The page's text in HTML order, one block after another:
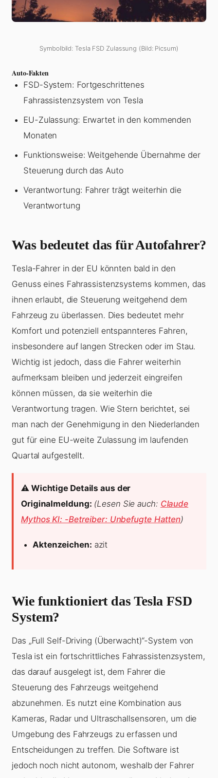
Symbolbild: Tesla FSD Zulassung (Bild: Picsum)
Auto-Fakten
FSD-System: Fortgeschrittenes
Fahrassistenzsystem von Tesla
EU-Zulassung: Erwartet in den kommenden
Monaten
Funktionsweise: Weitgehende Übernahme der
Steuerung durch das Auto
Verantwortung: Fahrer trägt weiterhin die
Verantwortung
Was bedeutet das für Autofahrer?
Tesla-Fahrer in der EU könnten bald in den
Genuss eines Fahrassistenzsystems kommen, das
ihnen erlaubt, die Steuerung weitgehend dem
Fahrzeug zu überlassen. Dies bedeutet mehr
Komfort und potenziell entspannteres Fahren,
insbesondere auf langen Strecken oder im Stau.
Wichtig ist jedoch, dass die Fahrer weiterhin
aufmerksam bleiben und jederzeit eingreifen
können müssen, da sie weiterhin die
Verantwortung tragen. Wie Stern berichtet, sei
man nach der Genehmigung in den Niederlanden
gut für eine EU-weite Zulassung im laufenden
Quartal aufgestellt.
⚠️ Wichtige Details aus der
Originalmeldung: (Lesen Sie auch: Claude
Mythos KI: -Betreiber: Unbefugte Hatten)
Aktenzeichen: azit
Wie funktioniert das Tesla FSD
System?
Das „Full Self-Driving (Überwacht)“-System von
Tesla ist ein fortschrittliches Fahrassistenzsystem,
das darauf ausgelegt ist, dem Fahrer die
Steuerung des Fahrzeugs weitgehend
abzunehmen. Es nutzt eine Kombination aus
Kameras, Radar und Ultraschallsensoren, um die
Umgebung des Fahrzeugs zu erfassen und
Entscheidungen zu treffen. Die Software ist
jedoch noch nicht autonom, weshalb der Fahrer